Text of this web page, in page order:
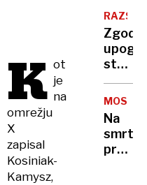
K ot
je
na
omrežju
X
zapisal
Kosiniak-
Kamysz,
opita
babica
stola,
ki
traja
Na
smrt